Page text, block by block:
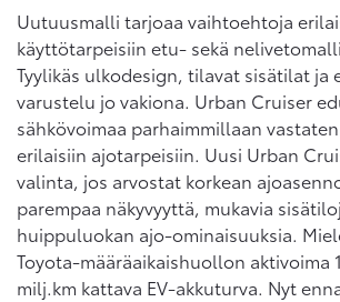
Uutuusmalli tarjoaa vaihtoehtoja
käyttötarpeisiin etu- sekä
Tyylikäs ulkodesign, tilavat sisätilat ja
varustelu jo vakiona. Urban Cruiser
sähkövoimaa parhaimmillaan
erilaisiin ajotarpeisiin. Uusi Urban
valinta, jos arvostat korkean
parempaa näkyvyyttä, mukavia
huippuluokan ajo-ominaisuuksia.
Toyota-määräaikaishuollon aktivoima
milj.km kattava EV-akkuturva. Nyt